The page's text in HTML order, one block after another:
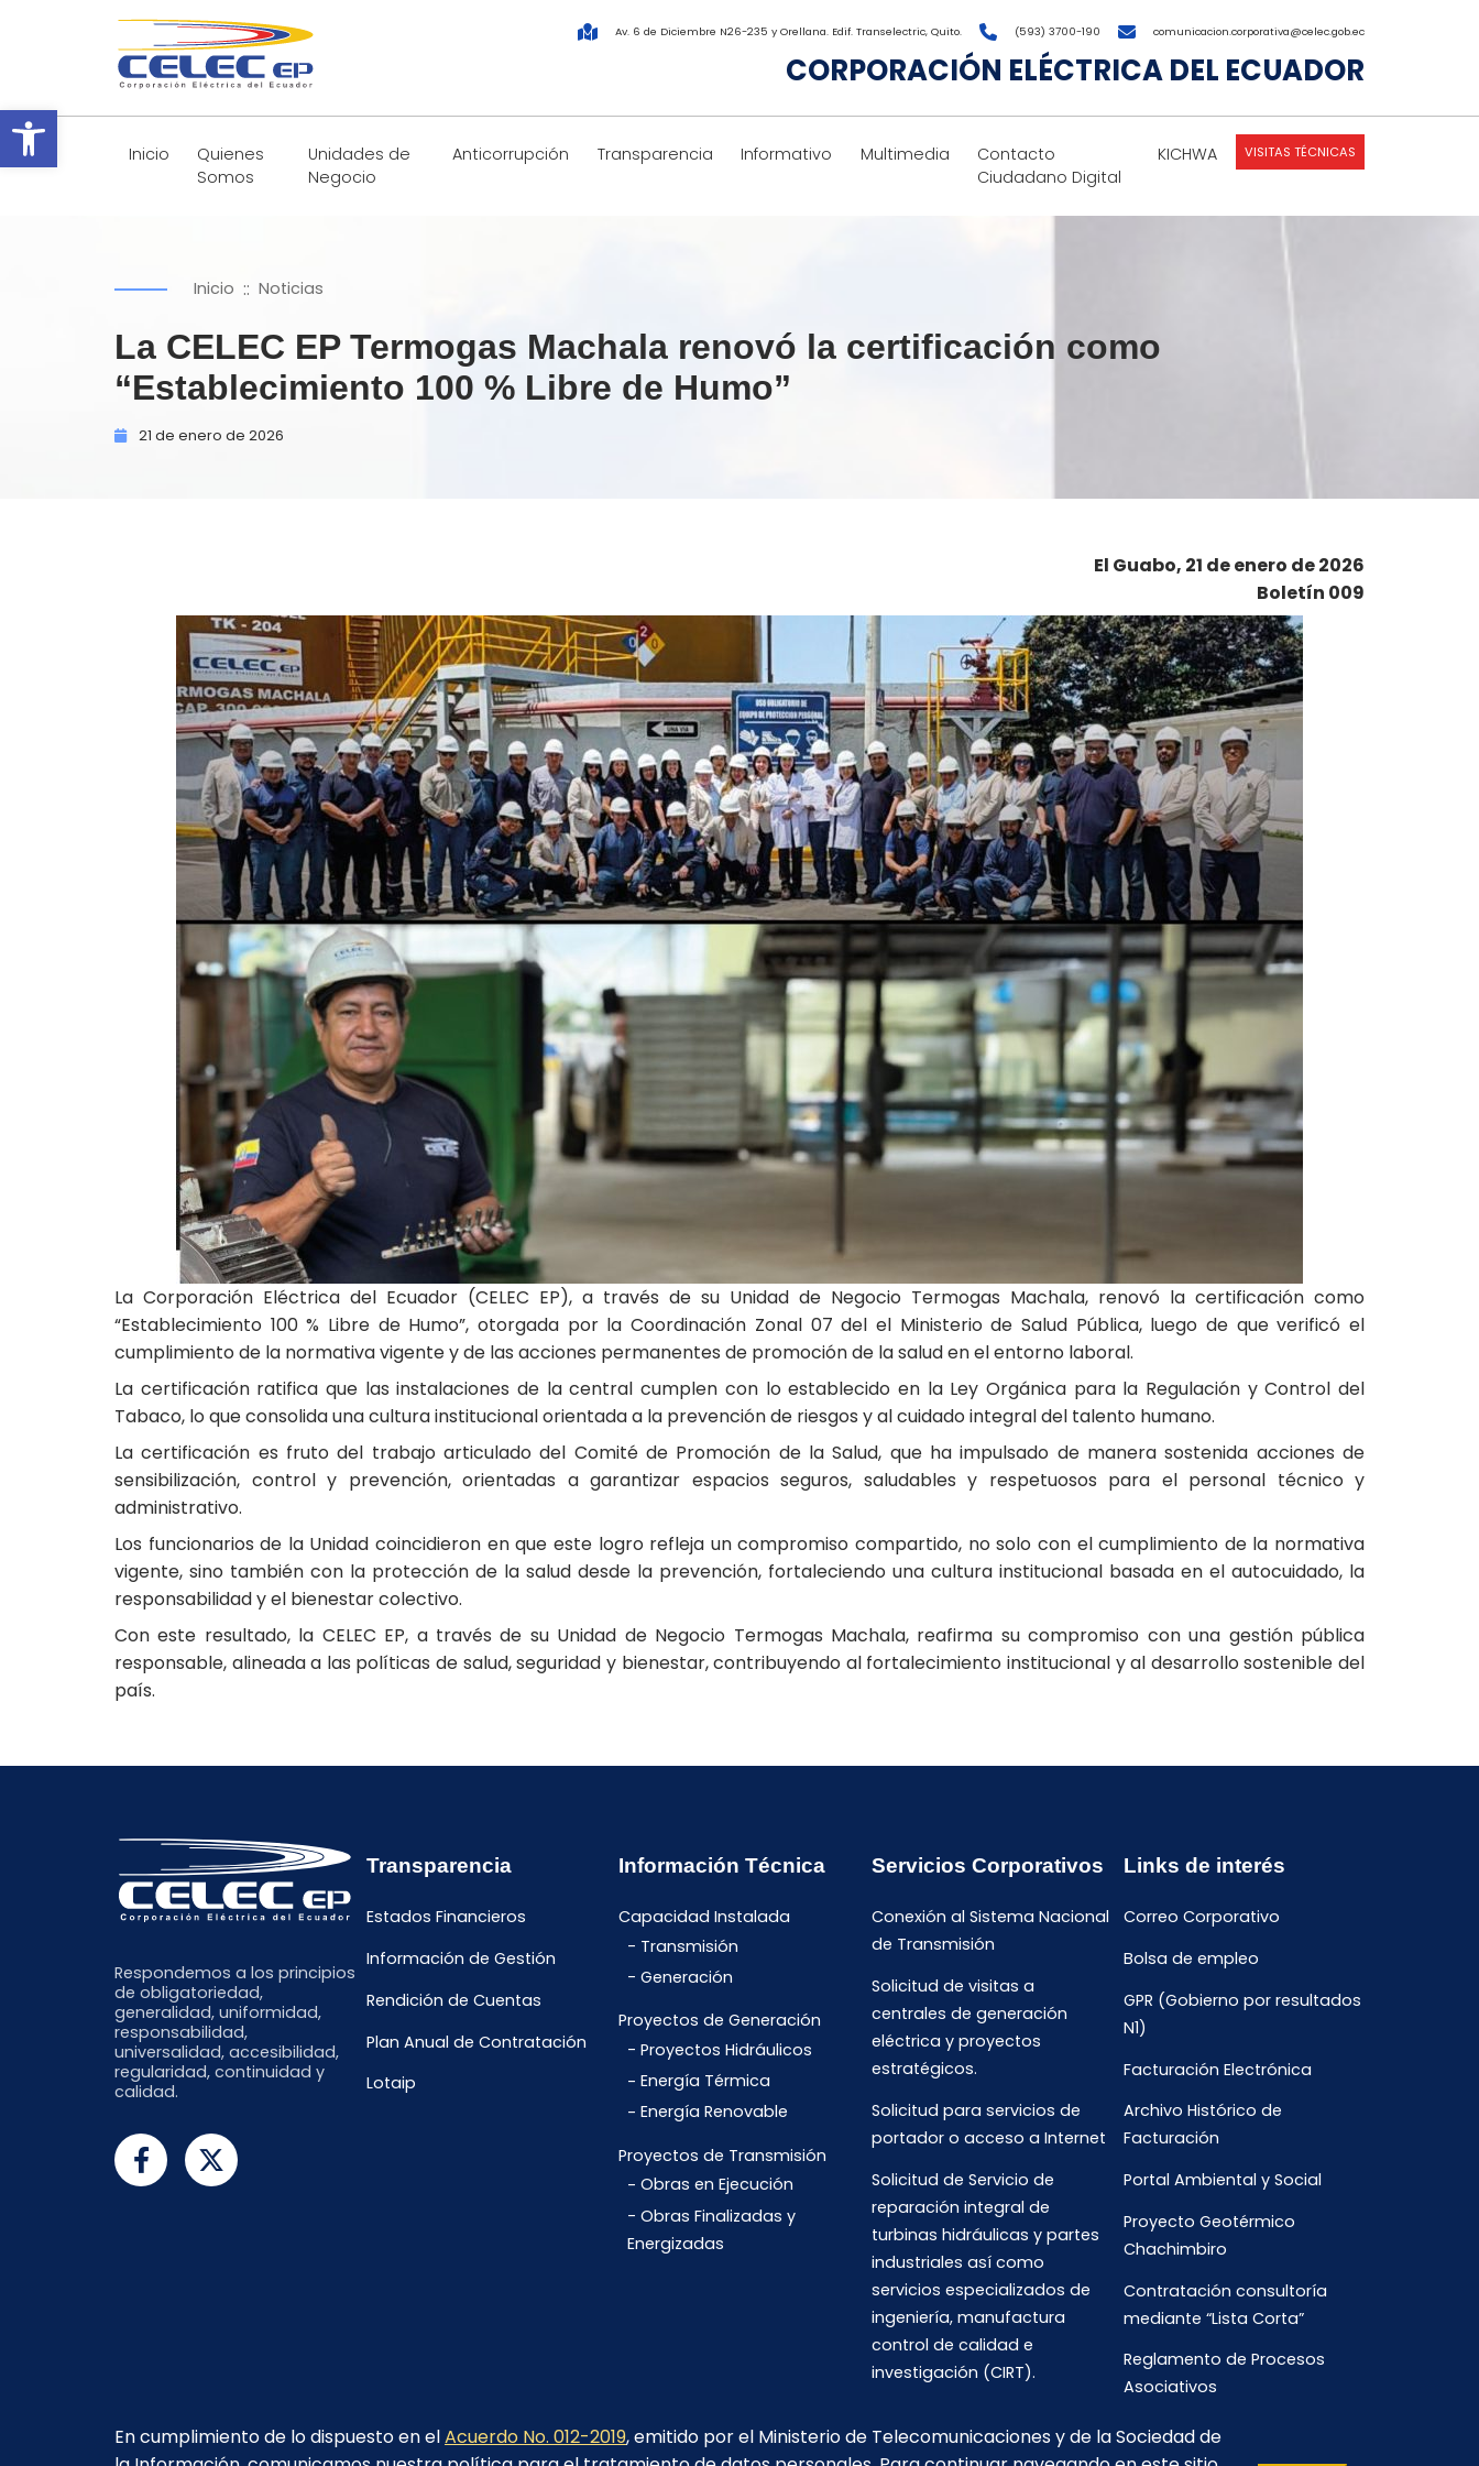
Abrir barra de herramientas
Av. 6 de Diciembre N26-235 y Orellana. Edif. Transelectric, Quito. (593) 3700-190 comunicacion.corporativa@celec.gob.ec
CORPORACIÓN ELÉCTRICA DEL ECUADOR
Inicio
Quienes
Somos
Unidades de
Negocio
Anticorrupción Transparencia Informativo Multimedia
Contacto
Ciudadano Digital
KICHWA VISITAS TÉCNICAS
Inicio :: Noticias
La CELEC EP Termogas Machala renovó la certificación como
“Establecimiento 100 % Libre de Humo”
21 de enero de 2026
El Guabo, 21 de enero de 2026
Boletín 009
La Corporación Eléctrica del Ecuador (CELEC EP), a través de su Unidad de Negocio Termogas Machala, renovó la certificación como
“Establecimiento 100 % Libre de Humo”, otorgada por la Coordinación Zonal 07 del el Ministerio de Salud Pública, luego de que verificó el
cumplimiento de la normativa vigente y de las acciones permanentes de promoción de la salud en el entorno laboral.
La certificación ratifica que las instalaciones de la central cumplen con lo establecido en la Ley Orgánica para la Regulación y Control del
Tabaco, lo que consolida una cultura institucional orientada a la prevención de riesgos y al cuidado integral del talento humano.
La certificación es fruto del trabajo articulado del Comité de Promoción de la Salud, que ha impulsado de manera sostenida acciones de
sensibilización, control y prevención, orientadas a garantizar espacios seguros, saludables y respetuosos para el personal técnico y
administrativo.
Los funcionarios de la Unidad coincidieron en que este logro refleja un compromiso compartido, no solo con el cumplimiento de la normativa
vigente, sino también con la protección de la salud desde la prevención, fortaleciendo una cultura institucional basada en el autocuidado, la
responsabilidad y el bienestar colectivo.
Con este resultado, la CELEC EP, a través de su Unidad de Negocio Termogas Machala, reafirma su compromiso con una gestión pública
responsable, alineada a las políticas de salud, seguridad y bienestar, contribuyendo al fortalecimiento institucional y al desarrollo sostenible del
país.
Respondemos a los principios
de obligatoriedad,
generalidad, uniformidad,
responsabilidad,
universalidad, accesibilidad,
regularidad, continuidad y
calidad.
Transparencia
Estados Financieros
Información de Gestión
Rendición de Cuentas
Plan Anual de Contratación
Lotaip
Información Técnica
Capacidad Instalada
Transmisión
Generación
Proyectos de Generación
Proyectos Hidráulicos
Energía Térmica
Energía Renovable
Proyectos de Transmisión
Obras en Ejecución
Obras Finalizadas y
Energizadas
Servicios Corporativos
Conexión al Sistema Nacional
de Transmisión
Solicitud de visitas a
centrales de generación
eléctrica y proyectos
estratégicos.
Solicitud para servicios de
portador o acceso a Internet
Solicitud de Servicio de
reparación integral de
turbinas hidráulicas y partes
industriales así como
servicios especializados de
ingeniería, manufactura
control de calidad e
investigación (CIRT).
Links de interés
Correo Corporativo
Bolsa de empleo
GPR (Gobierno por resultados
N1)
Facturación Electrónica
Archivo Histórico de
Facturación
Portal Ambiental y Social
Proyecto Geotérmico
Chachimbiro
Contratación consultoría
mediante “Lista Corta”
Reglamento de Procesos
Asociativos
En cumplimiento de lo dispuesto en elAcuerdo No. 012-2019, emitido por el Ministerio de Telecomunicaciones y de la Sociedad de